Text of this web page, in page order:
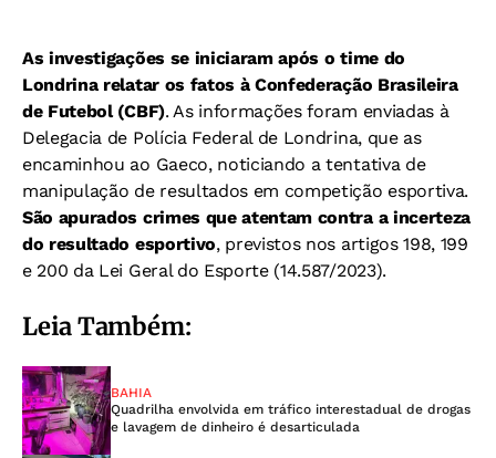
As investigações se iniciaram após o time do
Londrina relatar os fatos à Confederação Brasileira
de Futebol (CBF). As informações foram enviadas à
Delegacia de Polícia Federal de Londrina, que as
encaminhou ao Gaeco, noticiando a tentativa de
manipulação de resultados em competição esportiva.
São apurados crimes que atentam contra a incerteza
do resultado esportivo, previstos nos artigos 198, 199
e 200 da Lei Geral do Esporte (14.587/2023).
Leia Também:
BAHIA
Quadrilha envolvida em tráfico interestadual de drogas
e lavagem de dinheiro é desarticulada